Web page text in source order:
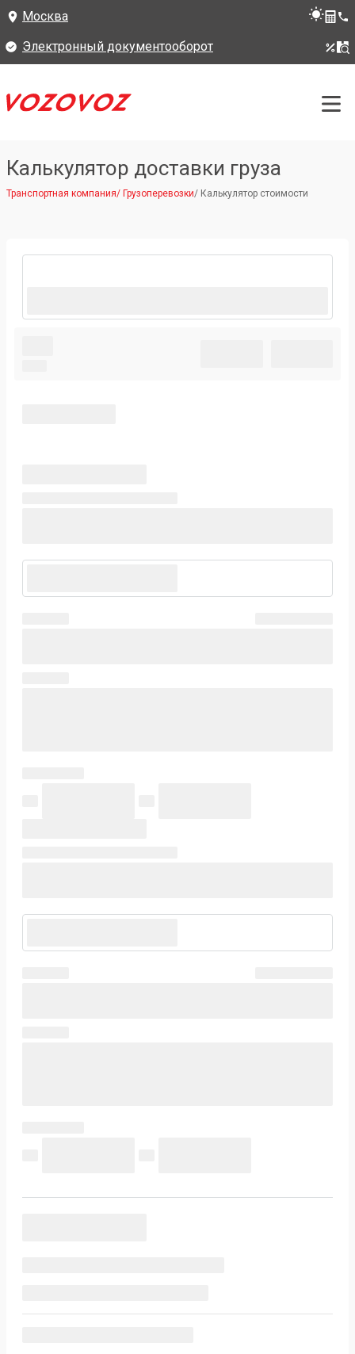
Москва
Электронный документооборот
Калькулятор доставки груза
Транспортная компания/ Грузоперевозки/ Калькулятор стоимости